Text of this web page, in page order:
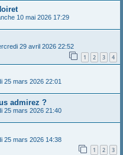
10 mai 2026 17:29
29 avril 2026 22:52
1 2 3 4
25 mars 2026 22:01
admirez ?
25 mars 2026 21:40
25 mars 2026 14:38
1 2 3